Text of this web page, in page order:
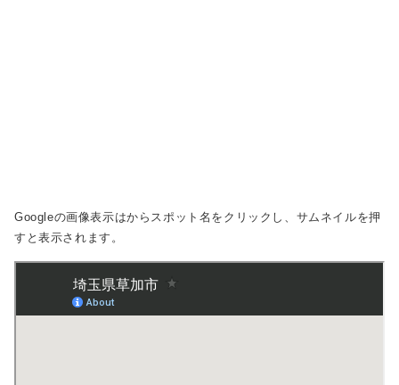
Googleの画像表示はからスポット名をクリックし、サムネイルを押
すと表示されます。